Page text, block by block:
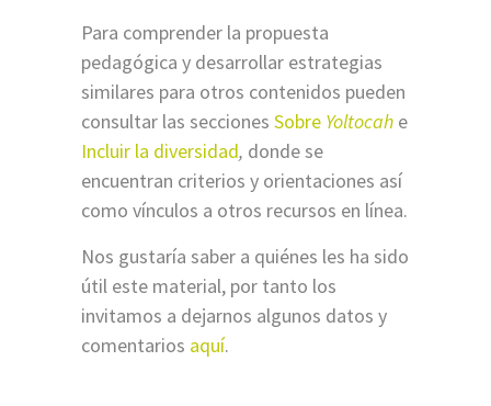
Para comprender la propuesta
pedagógica y desarrollar estrategias
similares para otros contenidos pueden
consultar las secciones Sobre Yoltocah e
Incluir la diversidad, donde se
encuentran criterios y orientaciones así
como vínculos a otros recursos en línea.
Nos gustaría saber a quiénes les ha sido
útil este material, por tanto los
invitamos a dejarnos algunos datos y
comentarios aquí.